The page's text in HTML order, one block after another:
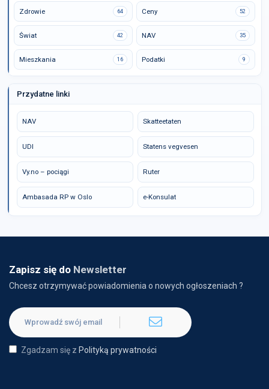
Zdrowie 64 Ceny 52
Świat 42 NAV 35
Mieszkania 16 Podatki 9
Przydatne linki
NAV Skatteetaten
UDI Statens vegvesen
Vy.no – pociągi Ruter
Ambasada RP w Oslo e-Konsulat
Zapisz się do Newsletter
Chcesz otrzymywać powiadomienia o nowych ogłoszeniach ?
Zgadzam się z Polityką prywatności